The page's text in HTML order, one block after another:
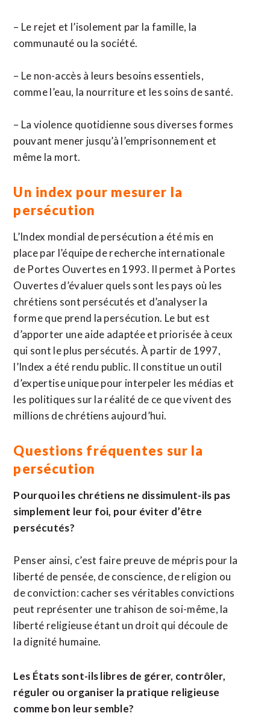
– Le rejet et l’isolement par la famille, la
communauté ou la société.
– Le non-accès à leurs besoins essentiels,
comme l’eau, la nourriture et les soins de santé.
– La violence quotidienne sous diverses formes
pouvant mener jusqu’à l’emprisonnement et
même la mort.
Un index pour mesurer la
persécution
L’Index mondial de persécution a été mis en
place par l’équipe de recherche internationale
de Portes Ouvertes en 1993. Il permet à Portes
Ouvertes d’évaluer quels sont les pays où les
chrétiens sont persécutés et d’analyser la
forme que prend la persécution. Le but est
d’apporter une aide adaptée et priorisée à ceux
qui sont le plus persécutés. À partir de 1997,
l’Index a été rendu public. Il constitue un outil
d’expertise unique pour interpeler les médias et
les politiques sur la réalité de ce que vivent des
millions de chrétiens aujourd’hui.
Questions fréquentes sur la
persécution
Pourquoi les chrétiens ne dissimulent-ils pas
simplement leur foi, pour éviter d’être
persécutés?
Penser ainsi, c’est faire preuve de mépris pour la
liberté de pensée, de conscience, de religion ou
de conviction: cacher ses véritables convictions
peut représenter une trahison de soi-même, la
liberté religieuse étant un droit qui découle de
la dignité humaine.
Les États sont-ils libres de gérer, contrôler,
réguler ou organiser la pratique religieuse
comme bon leur semble?